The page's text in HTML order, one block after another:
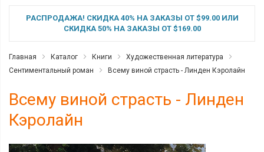
РАСПРОДАЖА! СКИДКА 40% НА ЗАКАЗЫ ОТ $99.00 ИЛИ
СКИДКА 50% НА ЗАКАЗЫ ОТ $169.00
Главная Каталог Книги
Художественная литература
Сентиментальный роман
Всему виной страсть - Линден Кэролайн
Всему виной страсть - Линден
Кэролайн